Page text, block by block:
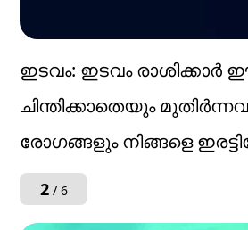
ഇടവം: ഇടവം
ചിന്തിക്കാതെയും
രോഗങ്ങളും നിങ്ങളെ
2/ 6